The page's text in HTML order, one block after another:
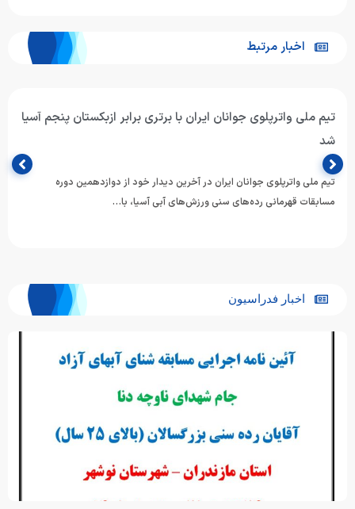
اخبار مرتبط
تیم ملی واترپلوی جوانان ایران با برتری برابر ازبکستان پنجم آسیا
شد
تیم ملی واترپلوی جوانان ایران در آخرین دیدار خود از دوازدهمین دوره
مسابقات قهرمانی رده‌های سنی ورزش‌های آبی آسیا، با…
اخبار فدراسیون